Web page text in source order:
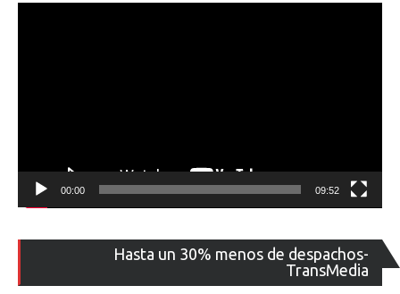
00:00 09:52
Hasta un 30% menos de despachos-
TransMedia
de